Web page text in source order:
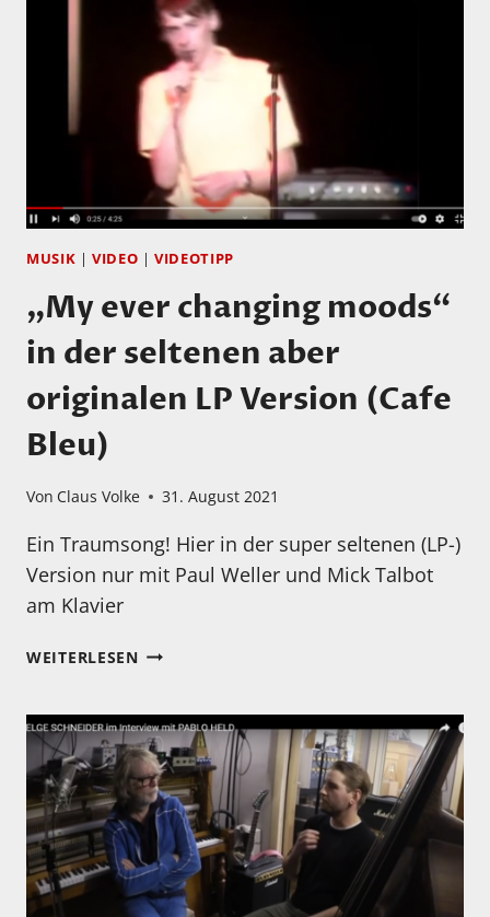
MUSIK |VIDEO |VIDEOTIPP
„My ever changing moods“
in der seltenen aber
originalen LP Version (Cafe
Bleu)
Von Claus Volke 31. August 2021
Ein Traumsong! Hier in der super seltenen (LP-)
Version nur mit Paul Weller und Mick Talbot
am Klavier
WEITERLESEN„MY
MOODS“
IN
DER
SELTENEN
ABER
ORIGINALEN
LP
VERSION